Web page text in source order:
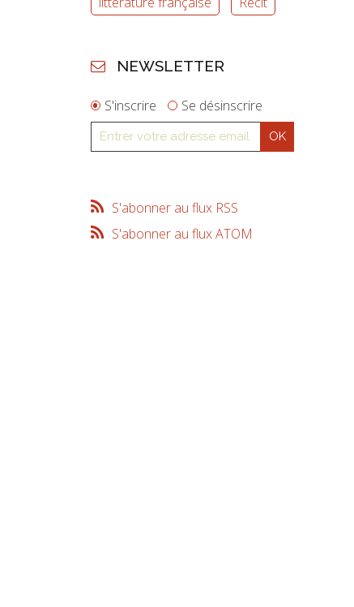
NEWSLETTER
S'inscrire Se désinscrire
S'abonner au flux RSS
S'abonner au flux ATOM